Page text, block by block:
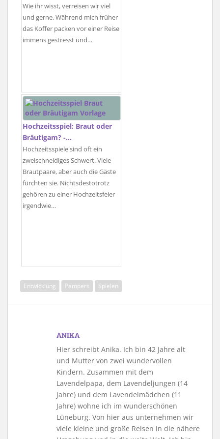
Wie ihr wisst, verreisen wir viel
und gerne. Während mich früher
das Koffer packen vor einer Reise
immens gestresst und…
Hochzeitsspiel: Braut oder
Bräutigam? -…
Hochzeitsspiele sind oft ein
zweischneidiges Schwert. Viele
Brautpaare, aber auch die Gäste
fürchten sie. Nichtsdestotrotz
gehören zu einer Hochzeitsfeier
irgendwie…
Entwicklung Pampers Spielen
ANIKA
Hier schreibt Anika. Ich bin 42 Jahre alt
und Mutter von zwei wundervollen
Kindern. Zusammen mit dem
Lavendelpapa, dem Lavendeljungen (14
Jahre) und dem Lavendelmädchen (11
Jahre) wohne ich im wunderschönen
Lüneburg. Von hier aus unternehmen wir
viele kleine und große Reisen in die nähere